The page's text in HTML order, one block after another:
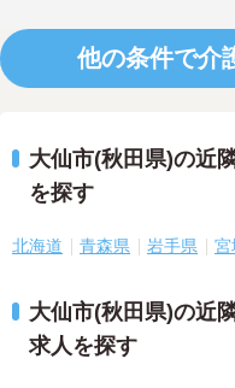
他の条件で介
大仙市(秋田県)の近
を探す
北海道 青森県 岩手県 宮
大仙市(秋田県)の近
求人を探す